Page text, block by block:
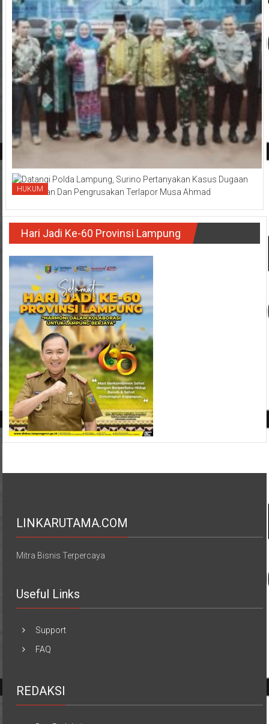
HUKUM
Hari Jadi Ke-60 Provinsi Lampung
LINKARUTAMA.COM
Mitra Bisnis Terpercaya
Useful Links
Support
FAQ
REDAKSI